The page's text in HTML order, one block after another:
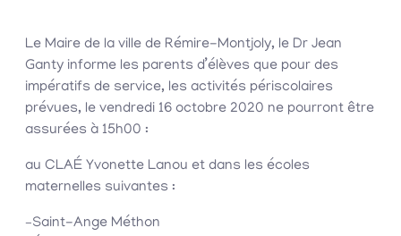
Le Maire de la ville de Rémire-Montjoly, le Dr Jean
Ganty informe les parents d’élèves que pour des
impératifs de service, les activités périscolaires
prévues, le vendredi 16 octobre 2020 ne pourront être
assurées à 15h00 :
au CLAÉ Yvonette Lanou et dans les écoles
maternelles suivantes :
–Saint-Ange Méthon